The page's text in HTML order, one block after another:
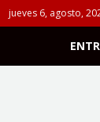
jueves 6, agosto,